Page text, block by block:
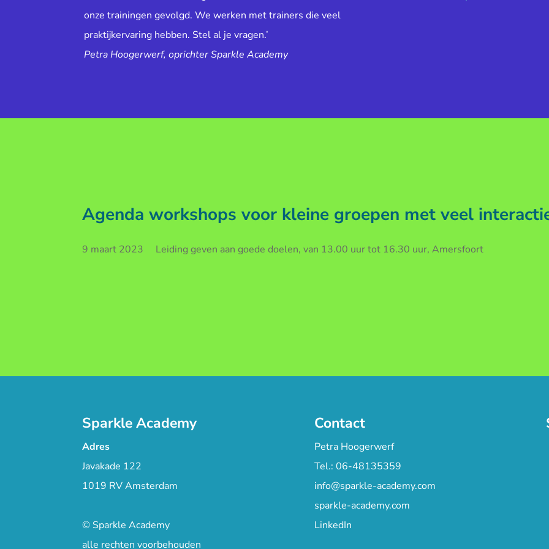
onze trainingen gevolgd. We werken met trainers die veel
praktijkervaring hebben. Stel al je vragen.’
Petra Hoogerwerf, oprichter Sparkle Academy
Agenda workshops voor kleine groepen met veel
9 maart 2023 Leiding geven aan goede doelen, van 13.00 uur tot 16.30 uur, Amersfoort
Sparkle Academy
Adres
Javakade 122
1019 RV Amsterdam
© Sparkle Academy
alle rechten voorbehouden
Contact
Petra Hoogerwerf
Tel.: 06-48135359
info@sparkle-academy.com
sparkle-academy.com
LinkedIn